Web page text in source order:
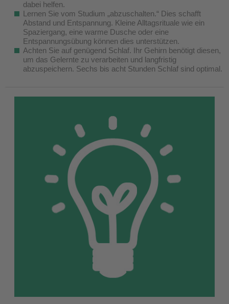
dabei helfen.
Lernen Sie vom Studium „abzuschalten.“ Dies schafft
Abstand und Entspannung. Kleine Alltagsrituale wie ein
Spaziergang, eine warme Dusche oder eine
Entspannungsübung können dies unterstützen.
Achten Sie auf genügend Schlaf. Ihr Gehirn benötigt diesen,
um das Gelernte zu verarbeiten und langfristig
abzuspeichern. Sechs bis acht Stunden Schlaf sind optimal.